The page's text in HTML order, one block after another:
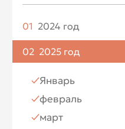
01 2024 год
Апрель
Май
Июнь
Июль
Август
02 2025 год
Январь
февраль
март